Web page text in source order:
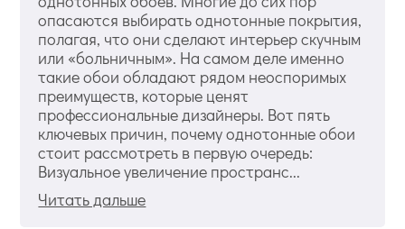
опасаются выбирать однотонные покрытия,
полагая, что они сделают интерьер скучным
или «больничным». На самом деле именно
такие обои обладают рядом неоспоримых
преимуществ, которые ценят
профессиональные дизайнеры. Вот пять
ключевых причин, почему однотонные обои
стоит рассмотреть в первую очередь:
Визуальное увеличение пространс...
Читать дальше